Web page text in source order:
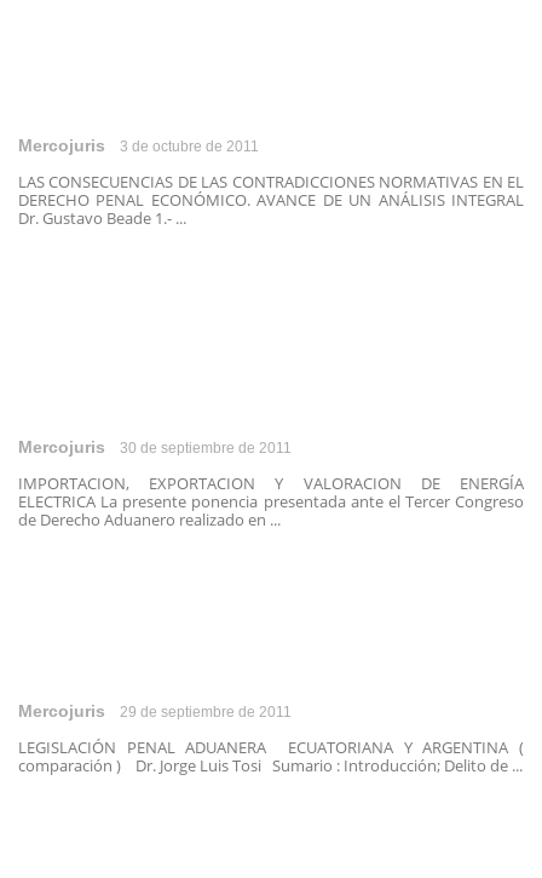
Mercojuris 3 de octubre de 2011
LAS CONSECUENCIAS DE LAS CONTRADICCIONES NORMATIVAS EN EL
DERECHO PENAL ECONÓMICO. AVANCE DE UN ANÁLISIS INTEGRAL
Dr. Gustavo Beade 1.- ...
Mercojuris 30 de septiembre de 2011
IMPORTACION, EXPORTACION Y VALORACION DE ENERGÍA
ELECTRICA La presente ponencia presentada ante el Tercer Congreso
de Derecho Aduanero realizado en ...
Mercojuris 29 de septiembre de 2011
LEGISLACIÓN PENAL ADUANERA ECUATORIANA Y ARGENTINA (
comparación ) Dr. Jorge Luis Tosi Sumario : Introducción; Delito de ...